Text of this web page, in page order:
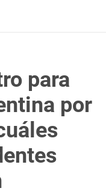
para
por